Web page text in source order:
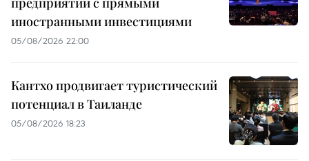
иностранными инвестициями
05/08/2026 22:00
Кантхо продвигает туристический
потенциал в Таиланде
05/08/2026 18:23